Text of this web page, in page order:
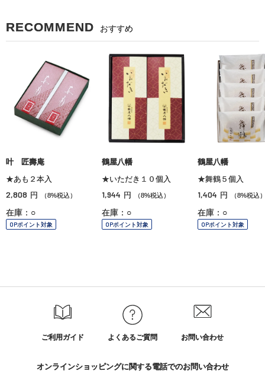
RECOMMEND おすすめ
叶 匠壽庵
★あも２本入
2,808 円 （8%税込）
在庫：○
OPポイント対象
鶴屋八幡
★いただき１０個入
1,944 円 （8%税込）
在庫：○
OPポイント対象
鶴屋八幡
★舞鶴５個入
1,404 円 （8%税込
在庫：○
OPポイント対象
ご利用ガイド よくあるご質問 お問い合わせ
オンラインショッピングに関する電話でのお問い合わせ